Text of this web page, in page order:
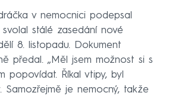
v nemocnici podepsal
stálé zasedání nové
8. listopadu. Dokument
předal. „Měl jsem možnost si s
popovídat. Říkal vtipy, byl
Samozřejmě je nemocný, takže